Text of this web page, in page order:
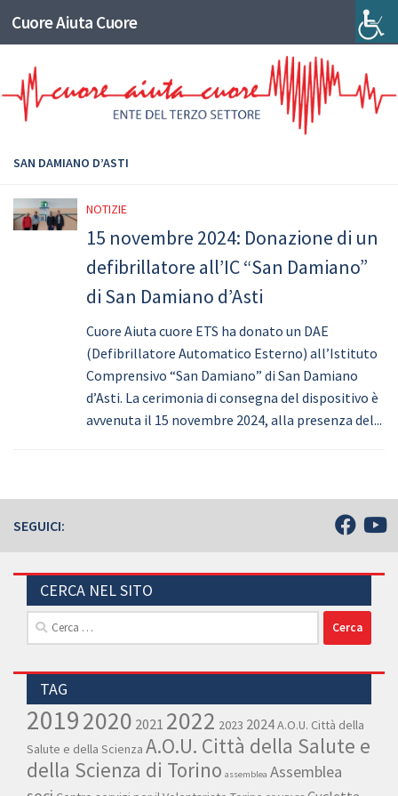
Salta al contenuto
Cuore Aiuta Cuore
SAN DAMIANO D’ASTI
NOTIZIE
15 novembre 2024: Donazione di un
defibrillatore all’IC “San Damiano”
di San Damiano d’Asti
Cuore Aiuta cuore ETS ha donato un DAE
(Defibrillatore Automatico Esterno) all’Istituto
Comprensivo “San Damiano” di San Damiano
d’Asti. La cerimonia di consegna del dispositivo è
avvenuta il 15 novembre 2024, alla presenza del...
SEGUICI:
CERCA NEL SITO
Ricerca
per:
TAG
20192020 2021 2022 2023 2024A.O.U. Città della
Salute e della Scienza A.O.U. Città della Salute e
della Scienza di Torino assemblea Assemblea